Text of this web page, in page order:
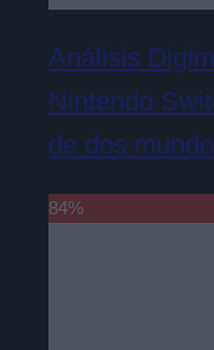
Análisis
Nintendo
de dos
84%